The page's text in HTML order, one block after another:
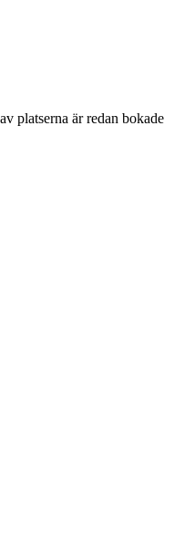
platserna är redan bokade